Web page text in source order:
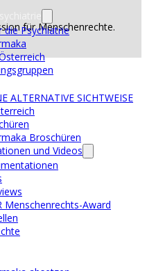
die Psychiatrie
ALTERNATIVE SICHTWEISE
Broschüren
und Videos
Menschenrechts-Award
für Menschenrechte.